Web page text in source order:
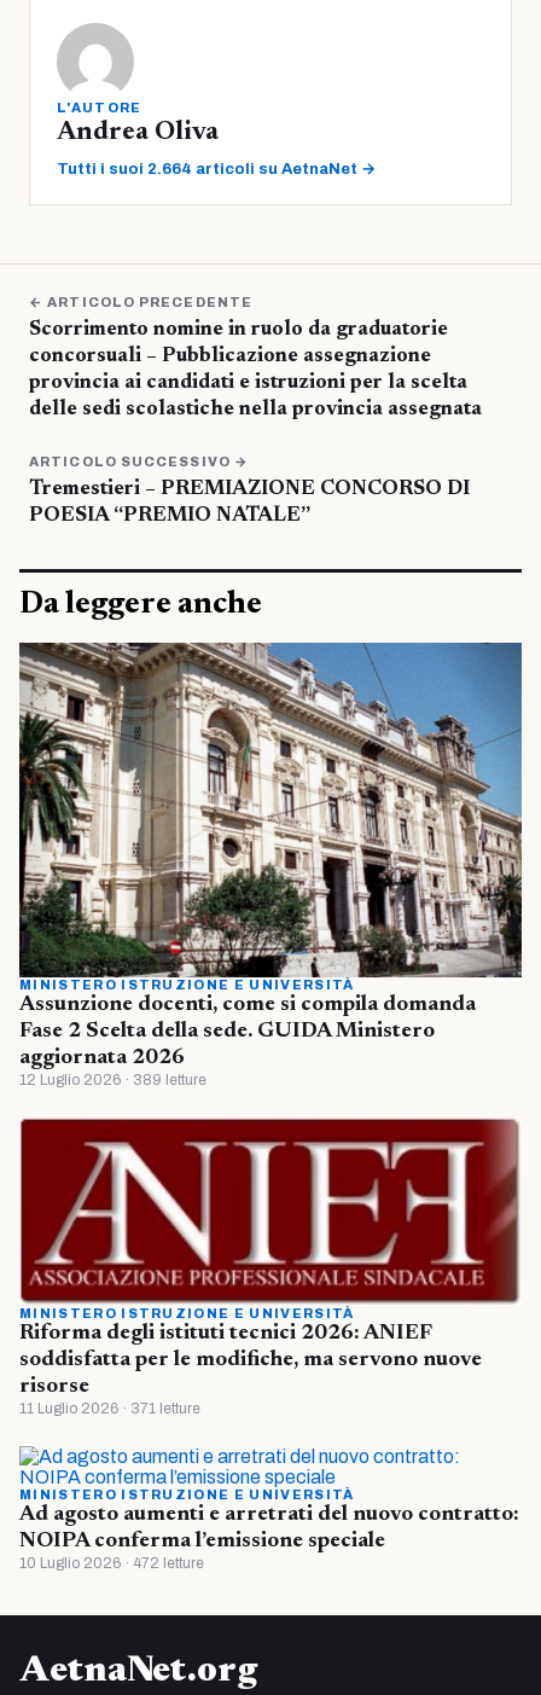
L'AUTORE
Andrea Oliva
Tutti i suoi 2.664 articoli su AetnaNet →
← ARTICOLO PRECEDENTE
Scorrimento nomine in ruolo da graduatorie
concorsuali – Pubblicazione assegnazione
provincia ai candidati e istruzioni per la scelta
delle sedi scolastiche nella provincia assegnata
ARTICOLO SUCCESSIVO →
Tremestieri – PREMIAZIONE CONCORSO DI
POESIA “PREMIO NATALE”
Da leggere anche
MINISTERO ISTRUZIONE E UNIVERSITÀ
Assunzione docenti, come si compila domanda
Fase 2 Scelta della sede. GUIDA Ministero
aggiornata 2026
12 Luglio 2026 · 389 letture
MINISTERO ISTRUZIONE E UNIVERSITÀ
Riforma degli istituti tecnici 2026: ANIEF
soddisfatta per le modifiche, ma servono nuove
risorse
11 Luglio 2026 · 371 letture
MINISTERO ISTRUZIONE E UNIVERSITÀ
Ad agosto aumenti e arretrati del nuovo contratto:
NOIPA conferma l’emissione speciale
10 Luglio 2026 · 472 letture
AetnaNet.org